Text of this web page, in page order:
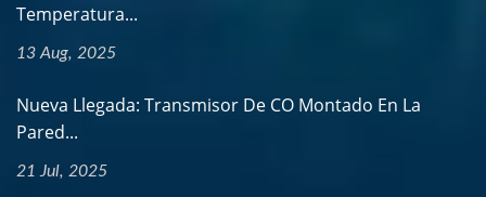
Temperatura...
13 Aug, 2025
Nueva Llegada: Transmisor De CO Montado En La
Pared...
21 Jul, 2025